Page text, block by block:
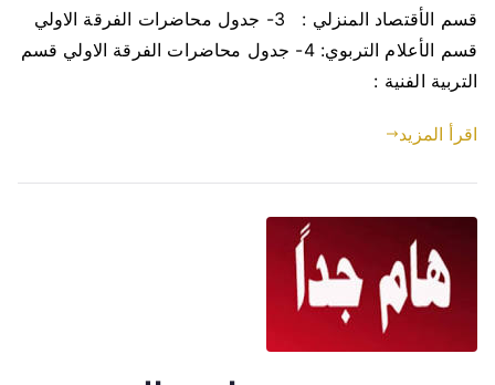
قسم الأقتصاد المنزلي : 3- جدول محاضرات الفرقة الاولي
قسم الأعلام التربوي: 4- جدول محاضرات الفرقة الاولي قسم
التربية الفنية :
اقرأ المزيد